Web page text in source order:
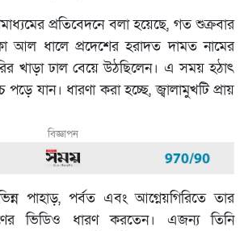
প্রতিবেদনে বলা হয়েছে, গত শুক্রবার
আল ধালে প্রদেশের হরাদত দামত নামের
খাড়া ঢাল বেয়ে উঠছিলেন। এ সময় হঠাৎ
যান। ধারণা করা হচ্ছে, জ্বালামুখটি প্রায়
বিজ্ঞাপন
পাহাড়, পর্বত এবং আগ্নেয়গিরিতে তার
ভিডিও ধারণ করতেন। এজন্য তিনি